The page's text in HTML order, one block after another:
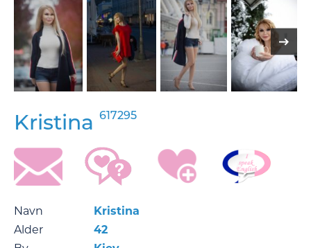
Kristina 617295
Navn
Kristina
Alder
42